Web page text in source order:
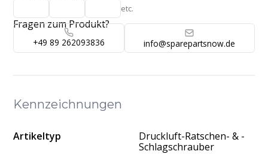
etc.
Fragen zum Produkt?
+49 89 262093836 info@sparepartsnow.de
Kennzeichnungen
Artikeltyp
Druckluft-Ratschen- & -
Schlagschrauber